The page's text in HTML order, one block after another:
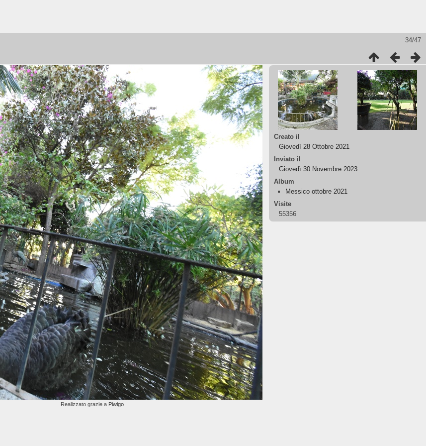
34/47
Creato il
Giovedì 28 Ottobre 2021
Inviato il
Giovedì 30 Novembre 2023
Album
Messico ottobre 2021
Visite
55356
Realizzato grazie a Piwigo